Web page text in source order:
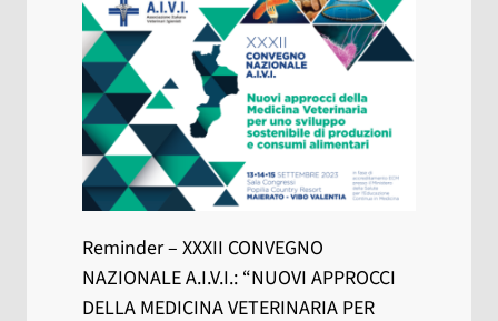
Reminder – XXXII CONVEGNO
NAZIONALE A.I.V.I.: “NUOVI APPROCCI
DELLA MEDICINA VETERINARIA PER